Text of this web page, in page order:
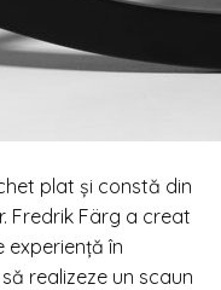
plat și constă din
Fredrik Färg a creat
experiență în
realizeze un scaun